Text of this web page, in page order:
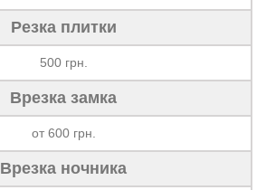
Резка плитки
500 грн.
Врезка замка
от 600 грн.
Врезка ночника